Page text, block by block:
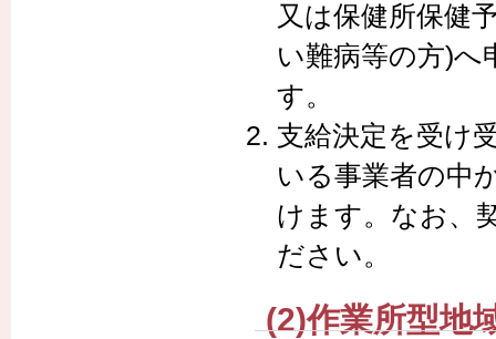
又は保健所保健
い難病等の方)へ
す。
支給決定を受け
いる事業者の中
けます。なお、
ださい。
(2)作業所型地